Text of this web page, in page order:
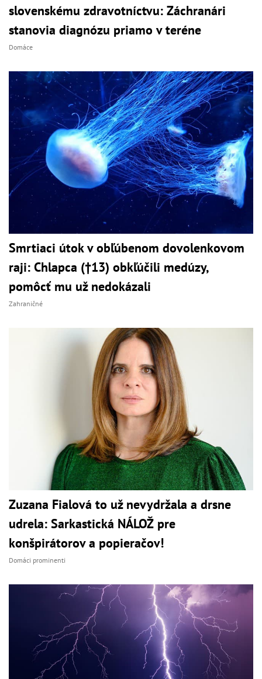
slovenskému zdravotníctvu: Záchranári
stanovia diagnózu priamo v teréne
Domáce
Smrtiaci útok v obľúbenom dovolenkovom
raji: Chlapca (†13) obkľúčili medúzy,
pomôcť mu už nedokázali
Zahraničné
Zuzana Fialová to už nevydržala a drsne
udrela: Sarkastická NÁLOŽ pre
konšpirátorov a popieračov!
Domáci prominenti